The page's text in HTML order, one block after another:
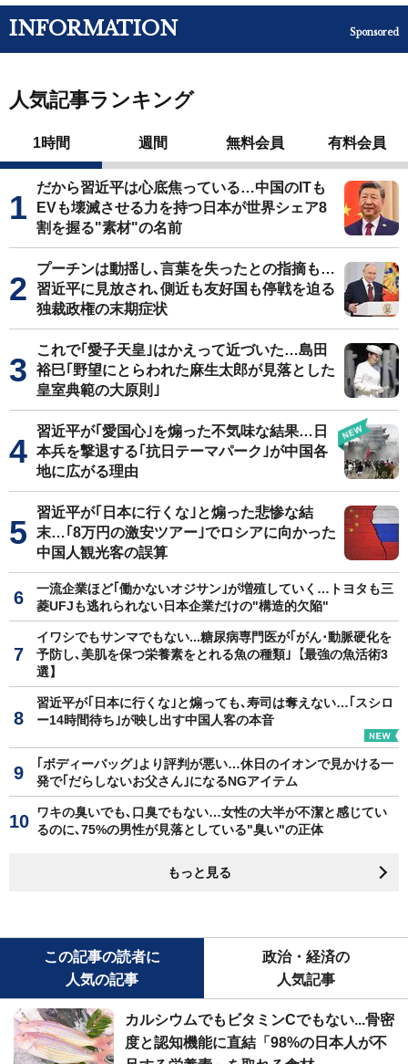
INFORMATION Sponsored
人気記事ランキング
1時間 週間 無料会員 有料会員
だから習近平は心底焦っている…中国のITも
EVも壊滅させる力を持つ日本が世界シェア8
割を握る"素材"の名前
プーチンは動揺し､言葉を失ったとの指摘も…
習近平に見放され､側近も友好国も停戦を迫る
独裁政権の末期症状
これで｢愛子天皇｣はかえって近づいた…島田
裕巳｢野望にとらわれた麻生太郎が見落とした
皇室典範の大原則｣
習近平が｢愛国心｣を煽った不気味な結果…日
本兵を撃退する｢抗日テーマパーク｣が中国各
地に広がる理由
習近平が｢日本に行くな｣と煽った悲惨な結
末…｢8万円の激安ツアー｣でロシアに向かった
中国人観光客の誤算
一流企業ほど｢働かないオジサン｣が増殖していく…トヨタも三
菱UFJも逃れられない日本企業だけの"構造的欠陥"
イワシでもサンマでもない...糖尿病専門医が｢がん･動脈硬化を
予防し､美肌を保つ栄養素をとれる魚の種類｣【最強の魚活術3
選】
習近平が｢日本に行くな｣と煽っても､寿司は奪えない…｢スシロ
ー14時間待ち｣が映し出す中国人客の本音
｢ボディーバッグ｣より評判が悪い…休日のイオンで見かける一
発で｢だらしないお父さん｣になるNGアイテム
ワキの臭いでも､口臭でもない…女性の大半が不潔と感じてい
るのに､75%の男性が見落としている"臭い"の正体
もっと見る
この記事の読者に
人気の記事
政治・経済の
人気記事
カルシウムでもビタミンCでもない...骨密
度と認知機能に直結「98%の日本人が不